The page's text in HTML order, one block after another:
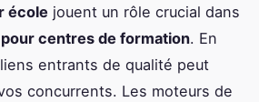
école jouent un rôle crucial dans
centres de formation. En
entrants de qualité peut
concurrents. Les moteurs de